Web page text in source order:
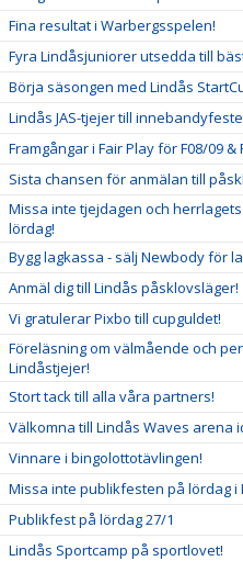
Fina resultat i Warbergsspelen!
Fyra Lindåsjuniorer utsedda till
Börja säsongen med Lindås
Lindås JAS-tjejer till
Framgångar i Fair Play för F08/09 &
Sista chansen för anmälan till
Missa inte tjejdagen och
lördag!
Bygg lagkassa - sälj Newbody för
Anmäl dig till Lindås påsklovsläger!
Vi gratulerar Pixbo till cupguldet!
Föreläsning om välmående och
Lindåstjejer!
Stort tack till alla våra partners!
Välkomna till Lindås Waves arena
Vinnare i bingolottotävlingen!
Missa inte publikfesten på lördag i
Publikfest på lördag 27/1
Lindås Sportcamp på sportlovet!